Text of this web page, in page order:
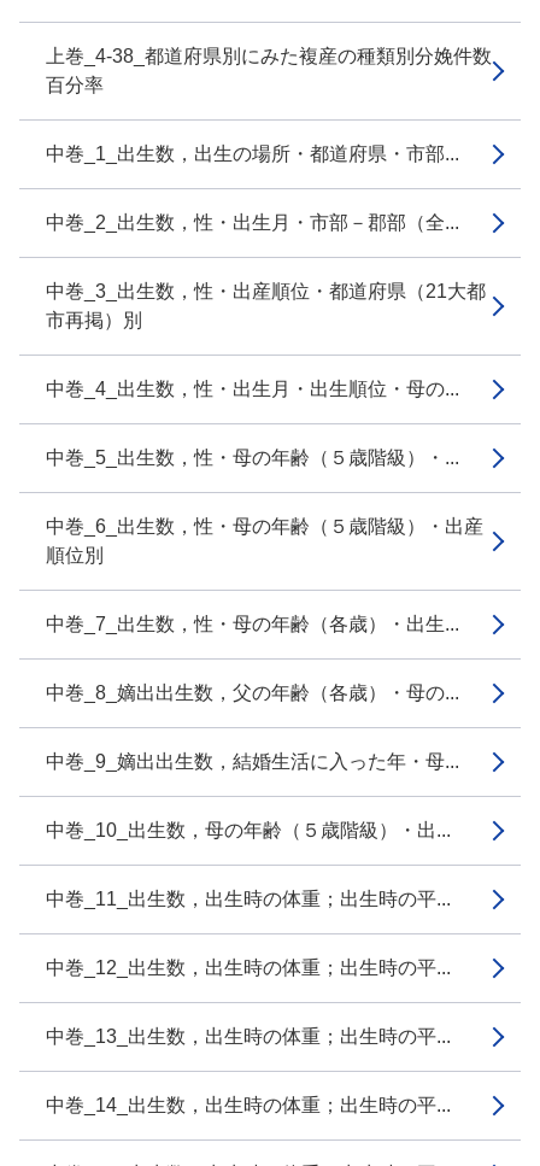
上巻_4-38_都道府県別にみた複産の種類別分娩件数
百分率
中巻_1_出生数，出生の場所・都道府県・市部...
中巻_2_出生数，性・出生月・市部－郡部（全...
中巻_3_出生数，性・出産順位・都道府県（21大都
市再掲）別
中巻_4_出生数，性・出生月・出生順位・母の...
中巻_5_出生数，性・母の年齢（５歳階級）・...
中巻_6_出生数，性・母の年齢（５歳階級）・出産
順位別
中巻_7_出生数，性・母の年齢（各歳）・出生...
中巻_8_嫡出出生数，父の年齢（各歳）・母の...
中巻_9_嫡出出生数，結婚生活に入った年・母...
中巻_10_出生数，母の年齢（５歳階級）・出...
中巻_11_出生数，出生時の体重；出生時の平...
中巻_12_出生数，出生時の体重；出生時の平...
中巻_13_出生数，出生時の体重；出生時の平...
中巻_14_出生数，出生時の体重；出生時の平...